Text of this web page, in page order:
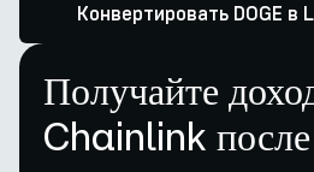
Конвертировать DOGE в
Получайте
Chainlink после